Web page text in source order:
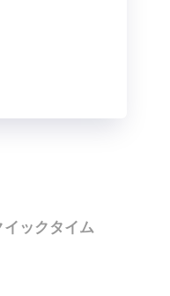
ックタイム